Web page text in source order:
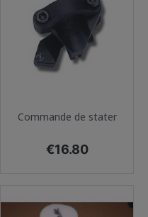
Commande de stater
Price
€16.80